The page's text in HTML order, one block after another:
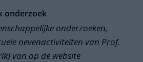
onderzoek
onderzoeken,
nevenactiviteiten van Prof.
van op de website